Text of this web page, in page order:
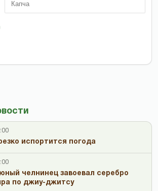
испортится погода
челнинец завоевал серебро
по джиу-джитсу